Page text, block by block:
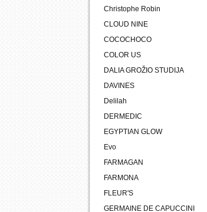
Christophe Robin
CLOUD NINE
COCOCHOCO
COLOR US
DALIA GROŽIO STUDIJA
DAVINES
Delilah
DERMEDIC
EGYPTIAN GLOW
Evo
FARMAGAN
FARMONA
FLEUR'S
GERMAINE DE CAPUCCINI